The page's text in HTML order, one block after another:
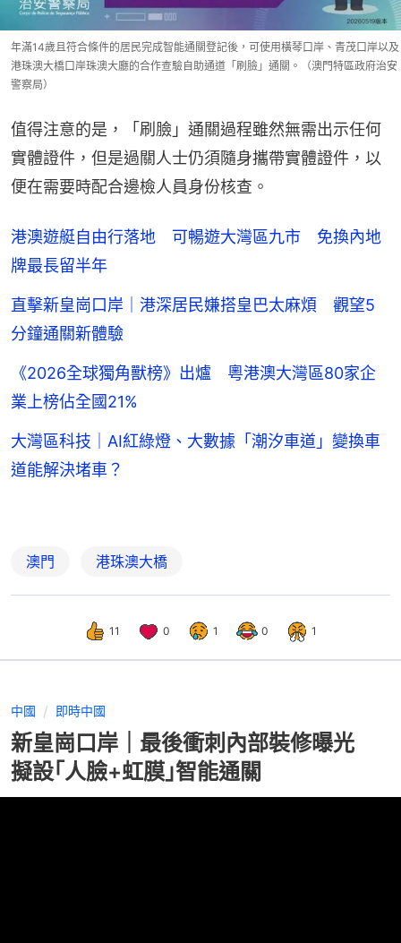
年滿14歲且符合條件的居民完成智能通關登記後，可使用橫琴口岸、青茂口岸以及
港珠澳大橋口岸珠澳大廳的合作查驗自助通道「刷臉」通關。（澳門特區政府治安
警察局）
值得注意的是，「刷臉」通關過程雖然無需出示任何
實體證件，但是過關人士仍須隨身攜帶實體證件，以
便在需要時配合邊檢人員身份核查。
港澳遊艇自由行落地 可暢遊大灣區九市 免換內地
牌最長留半年
直擊新皇崗口岸｜港深居民嫌搭皇巴太麻煩 觀望5
分鐘通關新體驗
《2026全球獨角獸榜》出爐 粵港澳大灣區80家企
業上榜佔全國21%
大灣區科技｜AI紅綠燈、大數據「潮汐車道」變換車
道能解決堵車？
澳門 港珠澳大橋
11 0 1 0 1
中國 即時中國
新皇崗口岸｜最後衝刺內部裝修曝光
擬設｢人臉+虹膜｣智能通關